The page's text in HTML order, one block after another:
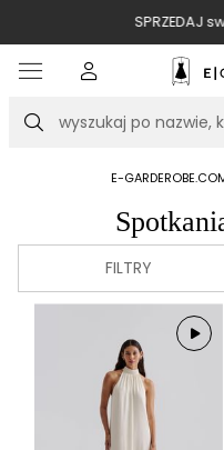
SPRZEDAJ
Szukaj
E-
FILTRY